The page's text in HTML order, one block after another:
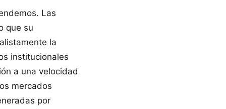
Las
que su
la
institucionales
a una velocidad
mercados
por